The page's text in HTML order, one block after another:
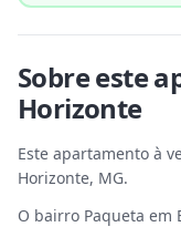
Sobre este
Horizonte
Este apartamento à
Horizonte, MG.
O bairro Paqueta em